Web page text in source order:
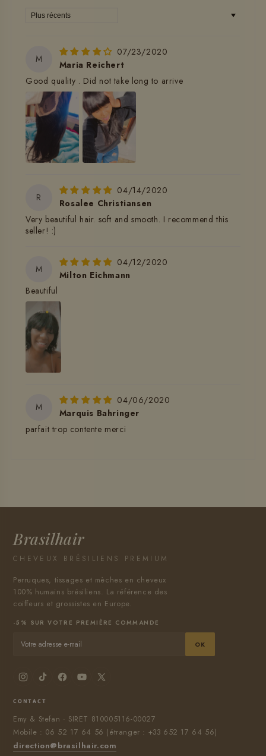
Sort by
M
07/23/2020
Maria Reichert
Good quality . Did not take long to arrive
R
04/14/2020
Rosalee Christiansen
Very beautiful hair. soft and smooth. I recommend this
seller! :)
M
04/12/2020
Milton Eichmann
Beautiful
M
04/06/2020
Marquis Bahringer
parfait trop contente merci
Brasilhair
CHEVEUX BRÉSILIENS PREMIUM
Perruques, tissages et mèches en cheveux
100% humains brésiliens. La référence des
coiffeurs et grossistes en Europe.
-5% SUR VOTRE PREMIÈRE COMMANDE
OK
CONTACT
Emy & Stefan · SIRET 810005116-00027
Mobile : 06 52 17 64 56 (étranger : +33 652 17 64 56)
direction@brasilhair.com